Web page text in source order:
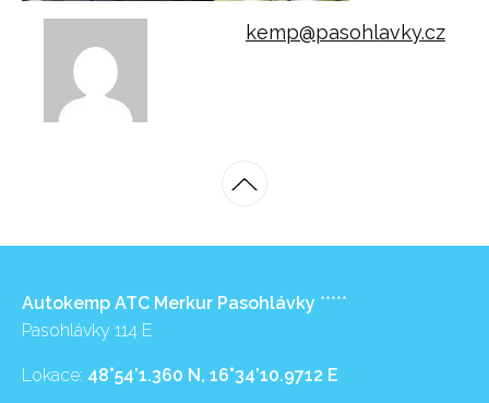
kemp@pasohlavky.cz
Autokemp ATC Merkur Pasohlávky *****
Pasohlávky 114 E
Lokace: 48°54’1.360 N, 16°34’10.9712 E